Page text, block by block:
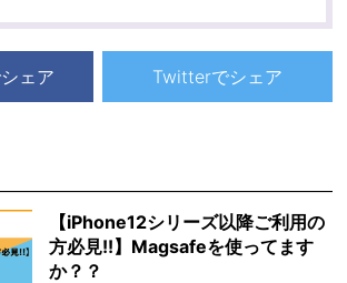
ェア Twitterでシェア
【iPhone12シリーズ以降ご利用の
方必見!!】Magsafeを使ってます
か？？